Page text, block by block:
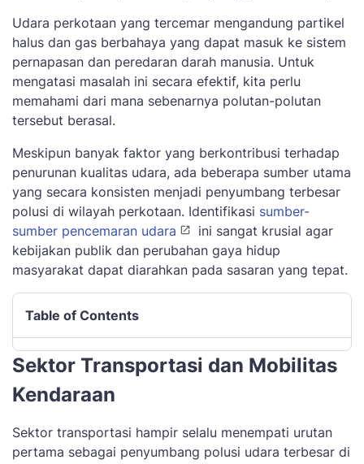
Udara perkotaan yang tercemar mengandung partikel
halus dan gas berbahaya yang dapat masuk ke sistem
pernapasan dan peredaran darah manusia. Untuk
mengatasi masalah ini secara efektif, kita perlu
memahami dari mana sebenarnya polutan-polutan
tersebut berasal.
Meskipun banyak faktor yang berkontribusi terhadap
penurunan kualitas udara, ada beberapa sumber utama
yang secara konsisten menjadi penyumbang terbesar
polusi di wilayah perkotaan. Identifikasi sumber-
sumber pencemaran udara
ini sangat krusial agar
kebijakan publik dan perubahan gaya hidup
masyarakat dapat diarahkan pada sasaran yang tepat.
Table of Contents
Sektor Transportasi dan Mobilitas
Kendaraan
Sektor transportasi hampir selalu menempati urutan
pertama sebagai penyumbang polusi udara terbesar di